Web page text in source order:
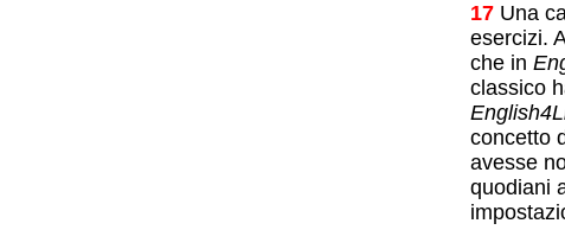
17 Una
esercizi.
che in
classico
concetto
avesse
quodiani